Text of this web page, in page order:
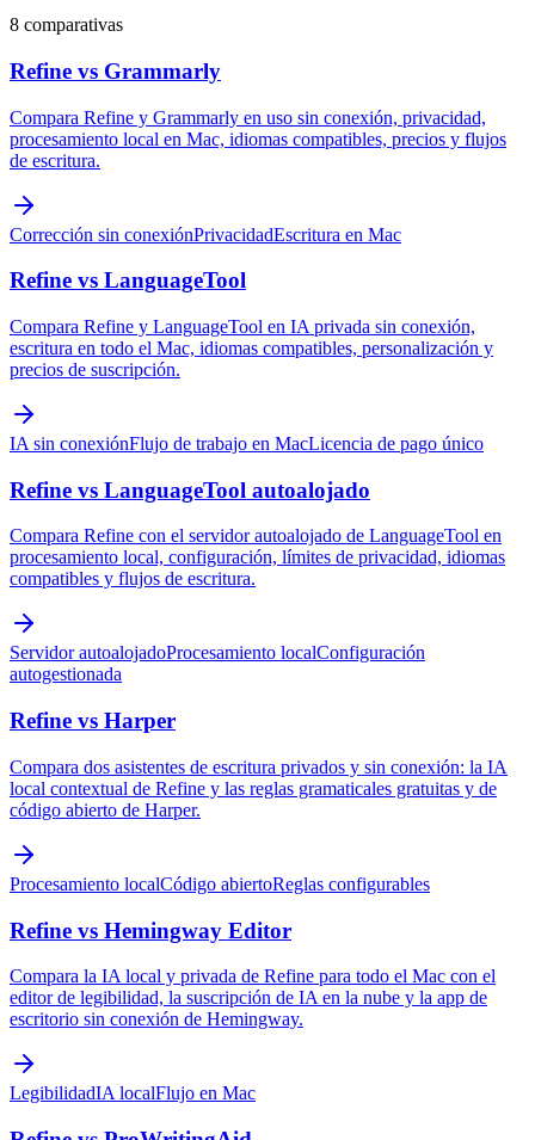
8 comparativas
Refine vs Grammarly
Compara Refine y Grammarly en uso sin conexión, privacidad,
procesamiento local en Mac, idiomas compatibles, precios y flujos
de escritura.
Corrección sin conexiónPrivacidadEscritura en Mac
Refine vs LanguageTool
Compara Refine y LanguageTool en IA privada sin conexión,
escritura en todo el Mac, idiomas compatibles, personalización y
precios de suscripción.
IA sin conexiónFlujo de trabajo en MacLicencia de pago único
Refine vs LanguageTool autoalojado
Compara Refine con el servidor autoalojado de LanguageTool en
procesamiento local, configuración, límites de privacidad, idiomas
compatibles y flujos de escritura.
Servidor autoalojadoProcesamiento localConfiguración
autogestionada
Refine vs Harper
Compara dos asistentes de escritura privados y sin conexión: la IA
local contextual de Refine y las reglas gramaticales gratuitas y de
código abierto de Harper.
Procesamiento localCódigo abiertoReglas configurables
Refine vs Hemingway Editor
Compara la IA local y privada de Refine para todo el Mac con el
editor de legibilidad, la suscripción de IA en la nube y la app de
escritorio sin conexión de Hemingway.
LegibilidadIA localFlujo en Mac